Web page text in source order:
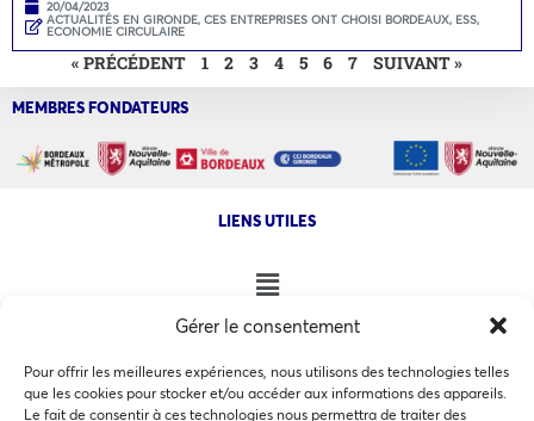
Gérer le consentement
Pour offrir les meilleures expériences, nous utilisons des technologies telles
que les cookies pour stocker et/ou accéder aux informations des appareils.
Le fait de consentir à ces technologies nous permettra de traiter des
20/04/2023
ACTUALITÉS EN GIRONDE, CES ENTREPRISES ONT CHOISI BORDEAUX, ESS,
ECONOMIE CIRCULAIRE
« PRÉCÉDENT 1 2 3 4 5 6 7 SUIVANT »
MEMBRES FONDATEURS
LIENS UTILES
NOS AUTRES SITES